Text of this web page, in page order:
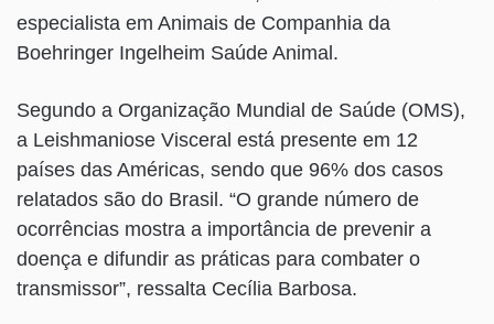
especialista em Animais de Companhia da
Boehringer Ingelheim Saúde Animal.
Segundo a Organização Mundial de Saúde (OMS),
a Leishmaniose Visceral está presente em 12
países das Américas, sendo que 96% dos casos
relatados são do Brasil. “O grande número de
ocorrências mostra a importância de prevenir a
doença e difundir as práticas para combater o
transmissor”, ressalta Cecília Barbosa.